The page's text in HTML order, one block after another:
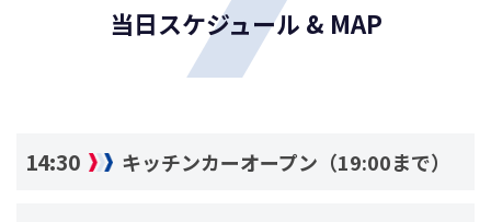
当日スケジュール & MAP
14:30 キッチンカーオープン（19:00まで）